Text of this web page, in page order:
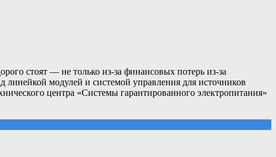
стоят — не только из-за финансовых потерь из-за
модулей и системой управления для источников
центра «Системы гарантированного электропитания»